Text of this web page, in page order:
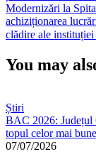
articole
Next
Post:
Modernizări la
achiziționarea
clădire ale
You may
Știri
BAC 2026: Județul
topul celor mai
07/07/2026